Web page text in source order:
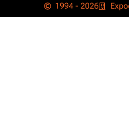
1994 - 2026